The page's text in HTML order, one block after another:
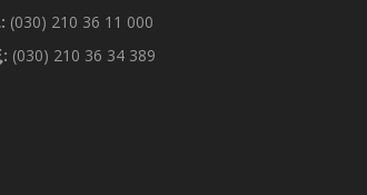
(030) 210 36 11 000
(030) 210 36 34 389